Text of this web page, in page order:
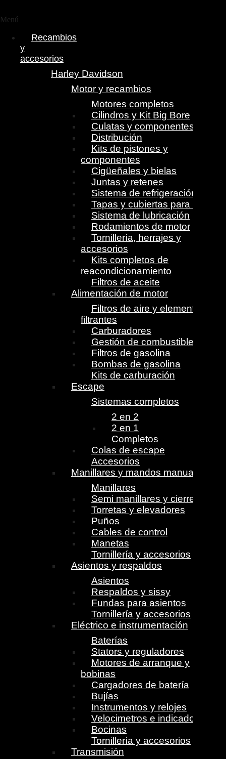
Menú
Recambios
y
accesorios
Harley Davidson
Motor y recambios
Motores completos
Cilindros y Kit Big Bore
Culatas y componentes
Distribución
Kits de pistones y
componentes
Cigüeñales y bielas
Juntas y retenes
Sistema de refrigeración
Tapas y cubiertas para motor
Sistema de lubricación
Rodamientos de motor
Tornillería, herrajes y
accesorios
Kits completos de
reacondicionamiento
Filtros de aceite
Alimentación de motor
Filtros de aire y elementos
filtrantes
Carburadores
Gestión de combustible
Filtros de gasolina
Bombas de gasolina
Kits de carburación
Escape
Sistemas completos
2 en 2
2 en 1
Completos
Colas de escape
Accesorios
Manillares y mandos manuales
Manillares
Semi manillares y cierres
Torretas y elevadores
Puños
Cables de control
Manetas
Tornillería y accesorios
Asientos y respaldos
Asientos
Respaldos y sissy
Fundas para asientos
Tornillería y accesorios
Eléctrico e instrumentación
Baterías
Stators y reguladores
Motores de arranque y
bobinas
Cargadores de batería
Bujías
Instrumentos y relojes
Velocimetros e indicadores
Bocinas
Tornillería y accesorios
Transmisión